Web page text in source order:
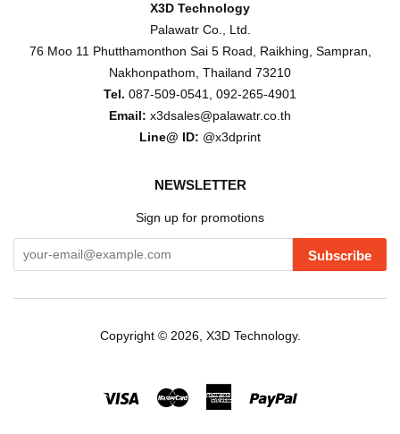
X3D Technology
Palawatr Co., Ltd.
76 Moo 11 Phutthamonthon Sai 5 Road, Raikhing, Sampran,
Nakhonpathom, Thailand 73210
Tel. 087-509-0541, 092-265-4901
Email: x3dsales@palawatr.co.th
Line@ ID: @x3dprint
NEWSLETTER
Sign up for promotions
Subscribe
Copyright © 2026, X3D Technology.
Visa Master
American